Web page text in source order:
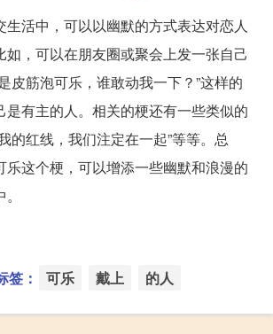
活中，可以以幽默的方式表达对恋人
如，可以在朋友圈或聚会上发一张自己
皮筋泡可乐，谁敢动我一下？”这样的
是有主的人。相关的梗还有一些类似的
的红线，我们注定在一起”等等。总
乐这个梗，可以增添一些幽默和浪漫的
签： 可乐 戴上 的人